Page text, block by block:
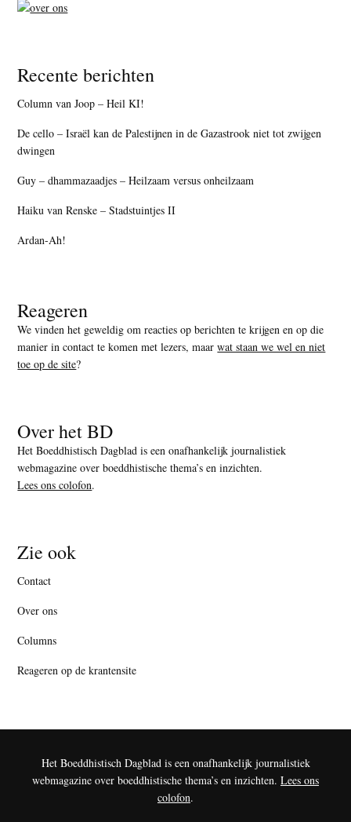
Recente berichten
Column van Joop – Heil KI!
De cello – Israël kan de Palestijnen in de Gazastrook niet tot zwijgen
dwingen
Guy – dhammazaadjes – Heilzaam versus onheilzaam
Haiku van Renske – Stadstuintjes II
Ardan-Ah!
Reageren
We vinden het geweldig om reacties op berichten te krijgen en op die
manier in contact te komen met lezers, maarwat staan we wel en niet
toe op de site?
Over het BD
Het Boeddhistisch Dagblad is een onafhankelijk journalistiek
webmagazine over boeddhistische thema’s en inzichten.
Lees ons colofon.
Zie ook
Contact
Over ons
Columns
Reageren op de krantensite
Het Boeddhistisch Dagblad is een onafhankelijk journalistiek
webmagazine over boeddhistische thema’s en inzichten. Lees ons
colofon.